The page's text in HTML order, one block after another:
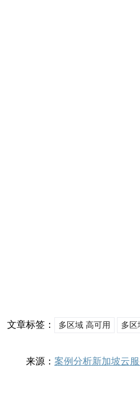
文章标签： 多区域 高可用 多区
来源： 案例分析新加坡云